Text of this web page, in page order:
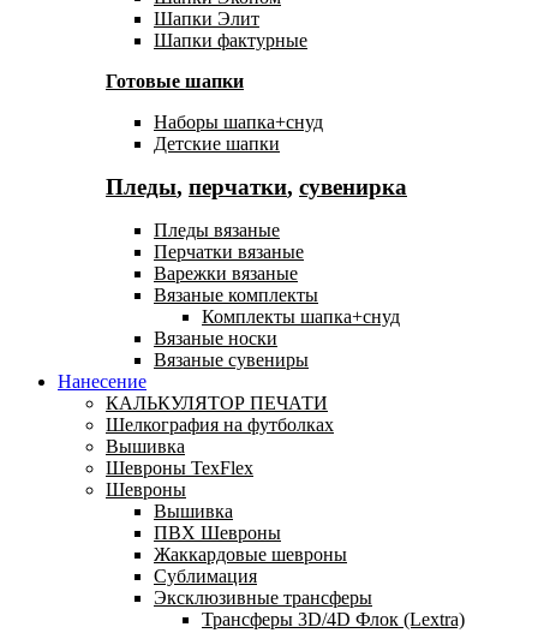
Шапки Элит
Шапки фактурные
Готовые шапки
Наборы шапка+снуд
Детские шапки
Пледы, перчатки, сувенирка
Пледы вязаные
Перчатки вязаные
Варежки вязаные
Вязаные комплекты
Комплекты шапка+снуд
Вязаные носки
Вязаные сувениры
Нанесение
КАЛЬКУЛЯТОР ПЕЧАТИ
Шелкография на футболках
Вышивка
Шевроны TexFlex
Шевроны
Вышивка
ПВХ Шевроны
Жаккардовые шевроны
Сублимация
Эксклюзивные трансферы
Трансферы 3D/4D Флок (Lextra)